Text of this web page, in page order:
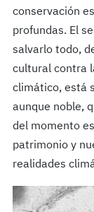
conservación
profundas. El
salvarlo todo,
cultural contra
climático, está
aunque noble,
del momento
patrimonio y
realidades